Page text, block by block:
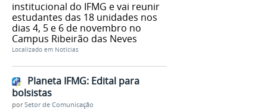
institucional do IFMG e vai reunir
estudantes das 18 unidades nos
dias 4, 5 e 6 de novembro no
Campus Ribeirão das Neves
Localizado em Notícias
Planeta IFMG: Edital para
bolsistas
porSetor de Comunicação